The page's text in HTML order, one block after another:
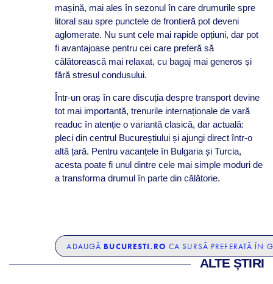
mașină, mai ales în sezonul în care drumurile spre
litoral sau spre punctele de frontieră pot deveni
aglomerate. Nu sunt cele mai rapide opțiuni, dar pot
fi avantajoase pentru cei care preferă să
călătorească mai relaxat, cu bagaj mai generos și
fără stresul condusului.
Într-un oraș în care discuția despre transport devine
tot mai importantă, trenurile internaționale de vară
readuc în atenție o variantă clasică, dar actuală:
pleci din centrul Bucureștiului și ajungi direct într-o
altă țară. Pentru vacanțele în Bulgaria și Turcia,
acesta poate fi unul dintre cele mai simple moduri de
a transforma drumul în parte din călătorie.
ADAUGĂ BUCURESTI.RO CA SURSĂ PREFERATĂ ÎN
ALTE ȘTIRI